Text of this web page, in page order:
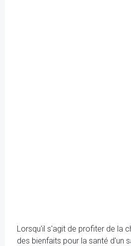
Lorsqu'il s'agit de profiter de la
des bienfaits pour la santé d'un